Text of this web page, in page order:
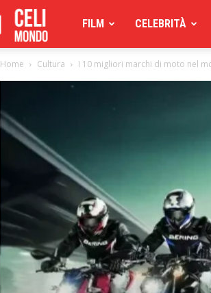
Celimoondo
FILM CELEBRITÀ
Home Cultura I 10 migliori marchi di moto nel